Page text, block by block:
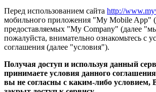
Перед использованием сайта http://
мобильного приложения "My Mobile App"
предоставляемых "My Company" (далее
пожалуйста, внимательно ознакомьтесь с
соглашения (далее "условия").
Получая доступ и используя данный
принимаете условия данного
вы не согласны с каким-либо